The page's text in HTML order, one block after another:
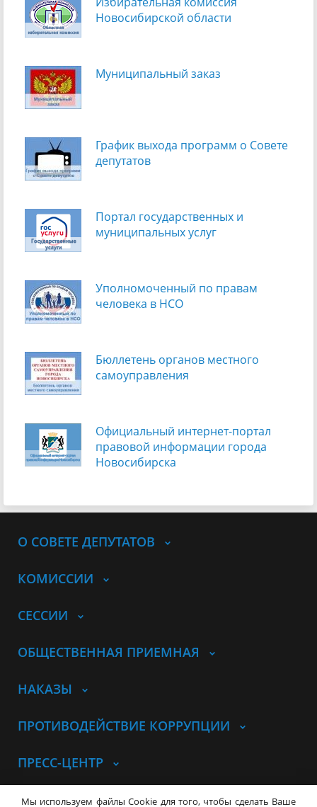
Новосибирской области
Муниципальный заказ
График выхода программ о Cовете
депутатов
Портал государственных и
муниципальных услуг
Уполномоченный по правам
человека в НСО
Бюллетень органов местного
самоуправления
Официальный интернет-портал
правовой информации города
Новосибирска
О СОВЕТЕ ДЕПУТАТОВ
КОМИССИИ
СЕССИИ
ОБЩЕСТВЕННАЯ ПРИЕМНАЯ
НАКАЗЫ
ПРОТИВОДЕЙСТВИЕ КОРРУПЦИИ
ПРЕСС-ЦЕНТР
© Совет депутатов города
Мы используем файлы Cookie для того, чтобы сделать Ваше